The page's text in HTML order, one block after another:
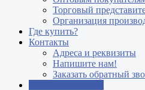
Торговый
Организация
Где купить?
Контакты
Адреса и реквизиты
Напишите нам!
Заказать обратный